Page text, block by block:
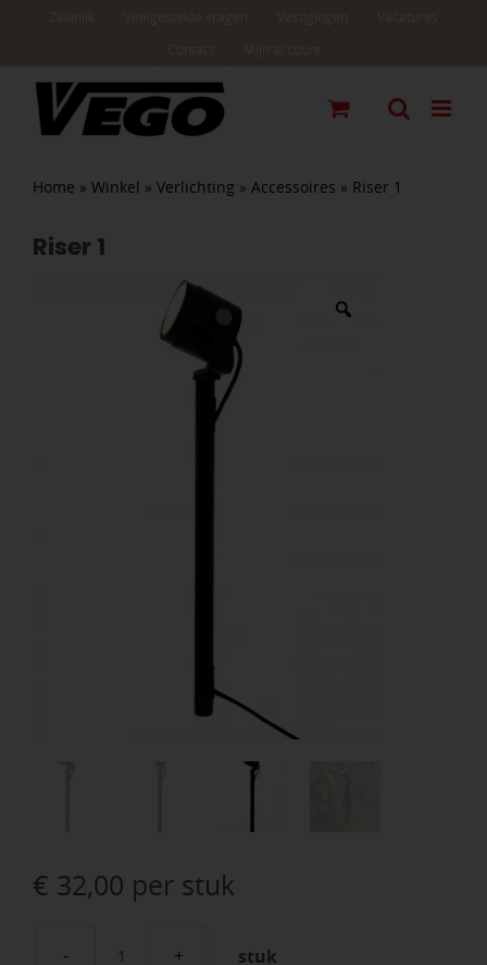
Home » Winkel » Verlichting » Accessoires » Riser 1
Riser 1
€ 32,00 per stuk
stuk